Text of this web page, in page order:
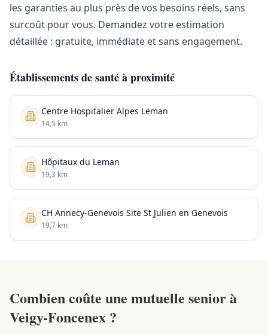
les garanties au plus près de vos besoins réels, sans
surcoût pour vous. Demandez votre estimation
détaillée : gratuite, immédiate et sans engagement.
Établissements de santé à proximité
Centre Hospitalier Alpes Leman
14,5 km
Hôpitaux du Leman
19,3 km
CH Annecy-Genevois Site St Julien en Genevois
19,7 km
Combien coûte une mutuelle senior à
Veigy-Foncenex ?